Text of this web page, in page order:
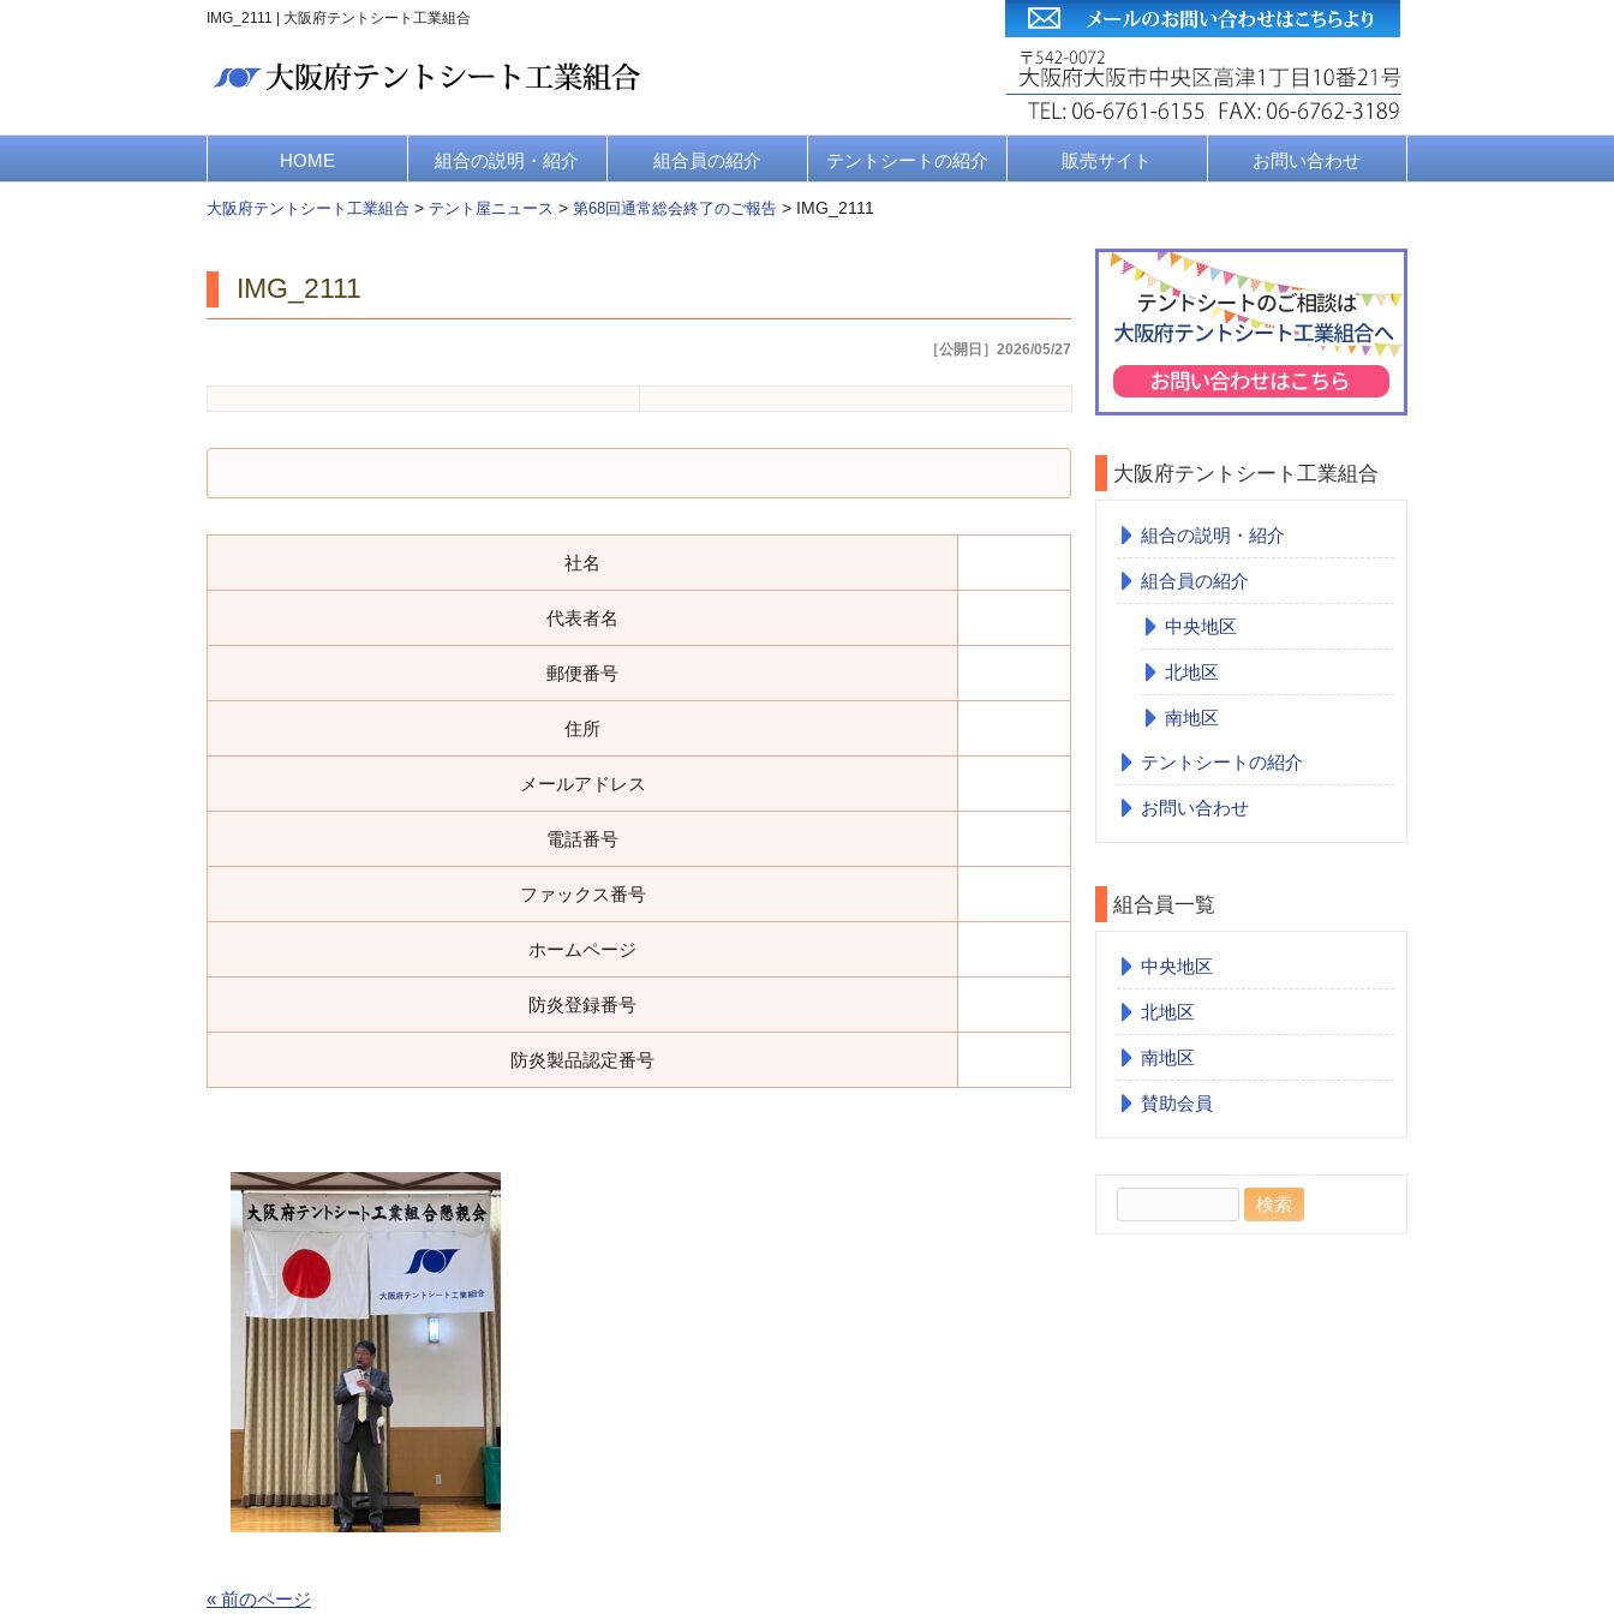
IMG_2111 | 大阪府テントシート工業組合
HOME 組合の説明・紹介 組合員の紹介 テントシートの紹介 販売サイト お問い合わせ
大阪府テントシート工業組合 > テント屋ニュース > 第68回通常総会終了のご報告 > IMG_2111
IMG_2111
［公開日］2026/05/27
社名
代表者名
郵便番号
住所
メールアドレス
電話番号
ファックス番号
ホームページ
防炎登録番号
防炎製品認定番号
« 前のページ
大阪府テントシート工業組合
組合の説明・紹介
組合員の紹介
中央地区
北地区
南地区
テントシートの紹介
お問い合わせ
組合員一覧
中央地区
北地区
南地区
賛助会員